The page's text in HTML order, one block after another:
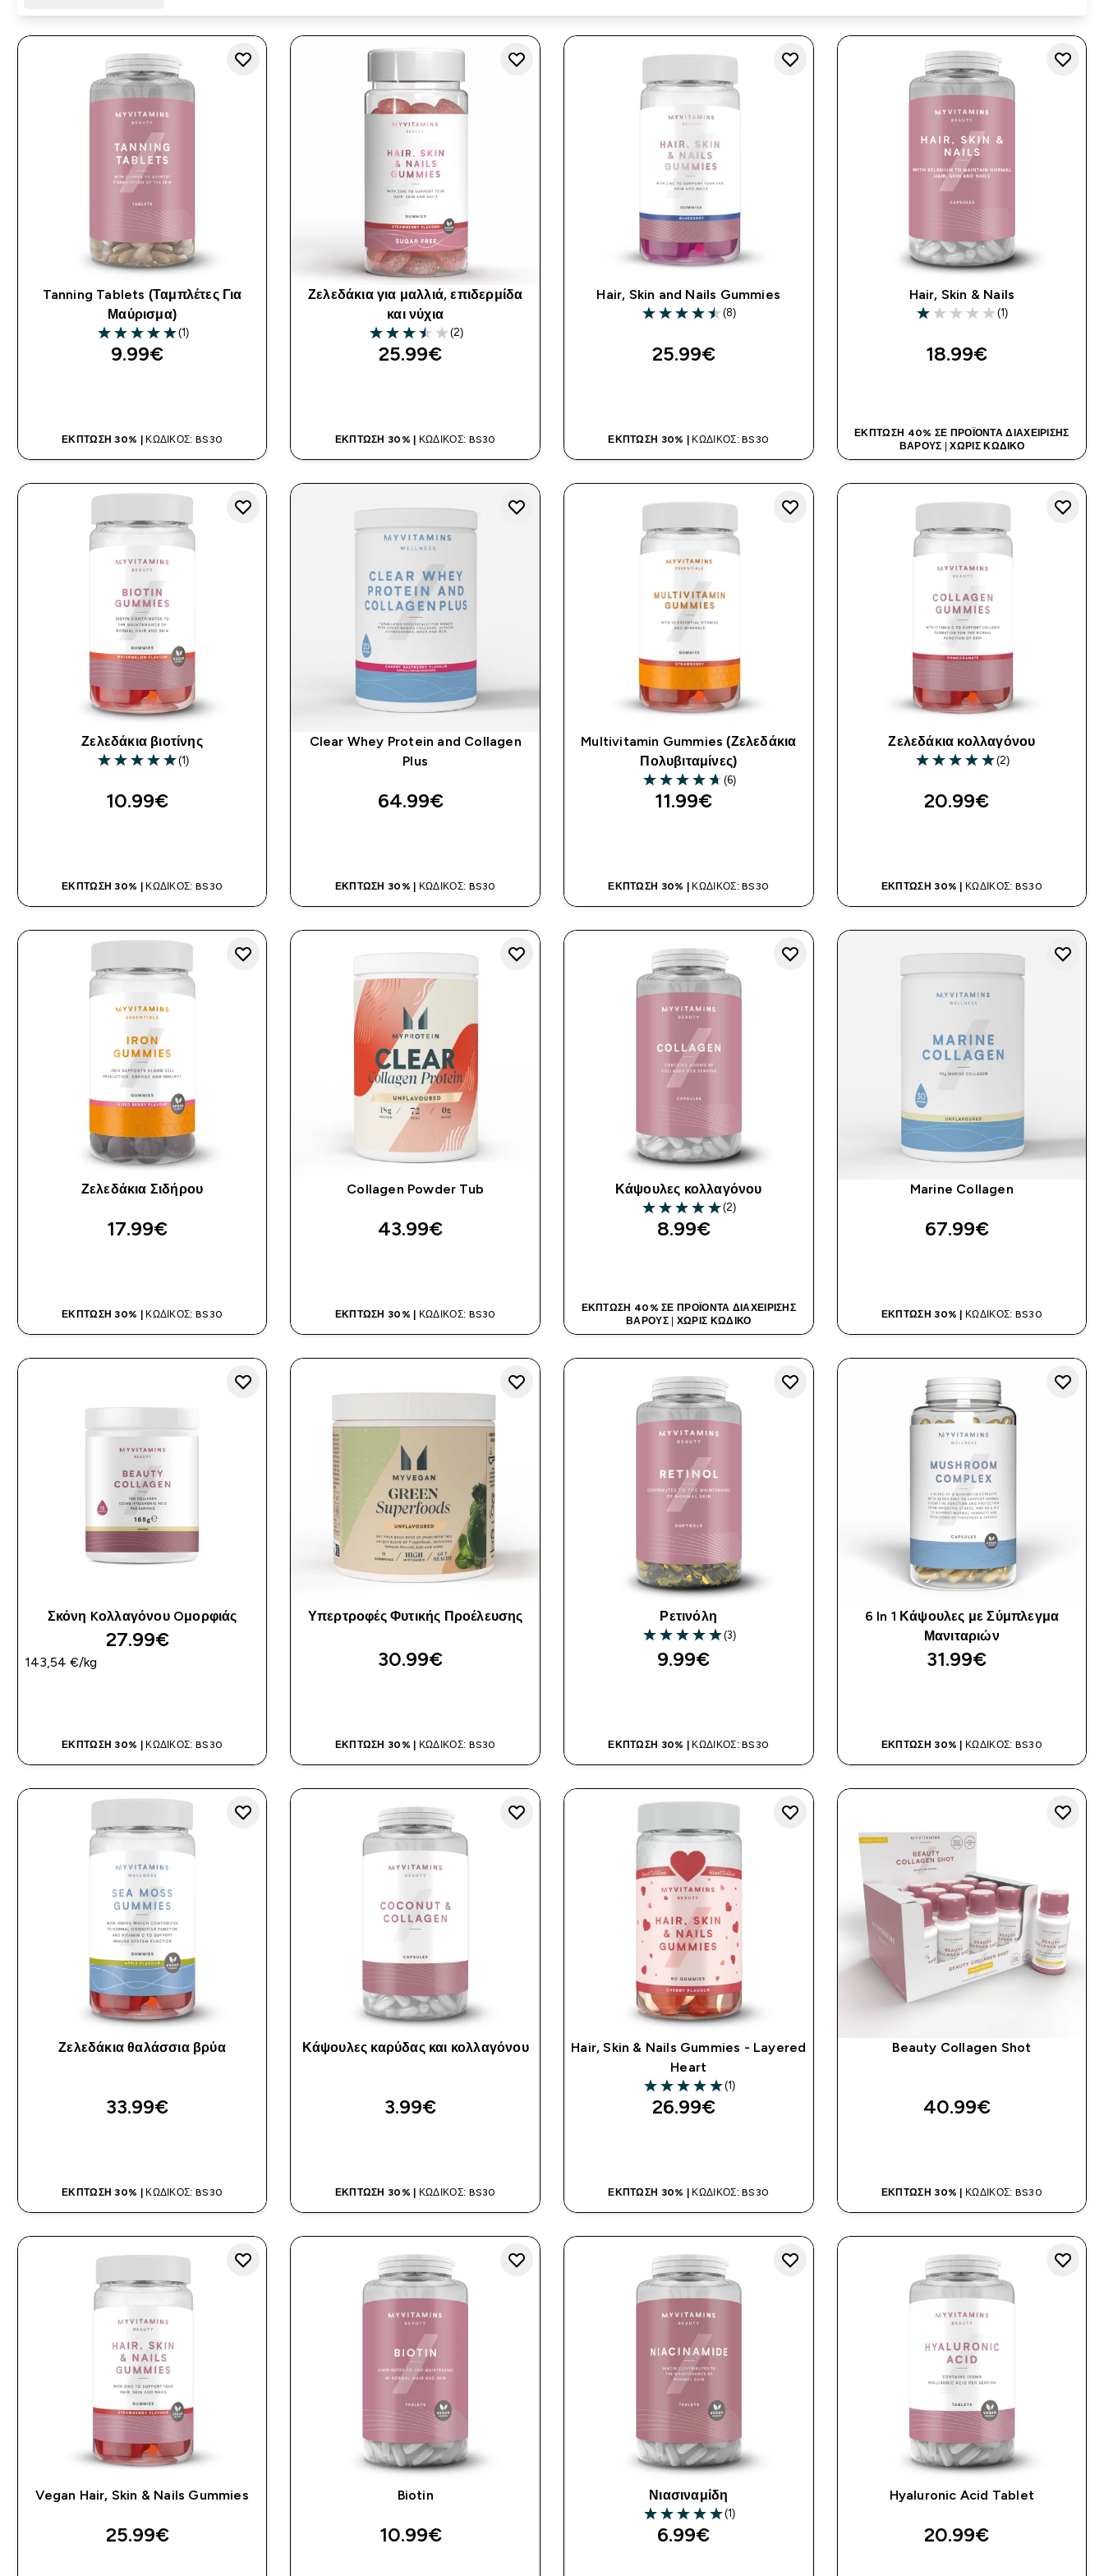
Tanning Tablets (Ταμπλέτες Για
Μαύρισμα)
5 out of 5 stars
(1)
9.99€‎
ΈΚΠΤΩΣΗ 30% | ΚΩΔΙΚΌΣ: BS30
Ζελεδάκια για μαλλιά, επιδερμίδα
και νύχια
3.5 out of 5 stars
(2)
25.99€‎
ΈΚΠΤΩΣΗ 30% | ΚΩΔΙΚΌΣ: BS30
Hair, Skin and Nails Gummies
4.5 out of 5 stars
(8)
25.99€‎
ΈΚΠΤΩΣΗ 30% | ΚΩΔΙΚΌΣ: BS30
Hair, Skin & Nails
1 out of 5 stars
(1)
18.99€‎
ΈΚΠΤΩΣΗ 40% ΣΕ ΠΡΟΪΌΝΤΑ ΔΙΑΧΕΊΡΙΣΗΣ
ΒΆΡΟΥΣ |ΧΩΡΊΣ ΚΩΔΙΚΌ
Ζελεδάκια βιοτίνης
5 out of 5 stars
(1)
10.99€‎
ΈΚΠΤΩΣΗ 30% | ΚΩΔΙΚΌΣ: BS30
Clear Whey Protein and Collagen
Plus
64.99€‎
ΈΚΠΤΩΣΗ 30% | ΚΩΔΙΚΌΣ: BS30
Multivitamin Gummies (Ζελεδάκια
Πολυβιταμίνες)
4.67 out of 5 stars
(6)
11.99€‎
ΈΚΠΤΩΣΗ 30% | ΚΩΔΙΚΌΣ: BS30
Ζελεδάκια κολλαγόνου
5 out of 5 stars
(2)
20.99€‎
ΈΚΠΤΩΣΗ 30% | ΚΩΔΙΚΌΣ: BS30
Ζελεδάκια Σιδήρου
17.99€‎
ΈΚΠΤΩΣΗ 30% | ΚΩΔΙΚΌΣ: BS30
Collagen Powder Tub
43.99€‎
ΈΚΠΤΩΣΗ 30% | ΚΩΔΙΚΌΣ: BS30
Κάψουλες κολλαγόνου
5 out of 5 stars
(2)
8.99€‎
ΈΚΠΤΩΣΗ 40% ΣΕ ΠΡΟΪΌΝΤΑ ΔΙΑΧΕΊΡΙΣΗΣ
ΒΆΡΟΥΣ| ΧΩΡΊΣ ΚΩΔΙΚΌ
Marine Collagen
67.99€‎
ΈΚΠΤΩΣΗ 30% | ΚΩΔΙΚΌΣ: BS30
Σκόνη Kολλαγόνου Oμορφιάς
27.99€‎
143,54 €‎/kg
ΈΚΠΤΩΣΗ 30% | ΚΩΔΙΚΌΣ: BS30
Υπερτροφές Φυτικής Προέλευσης
30.99€‎
ΈΚΠΤΩΣΗ 30% | ΚΩΔΙΚΌΣ: BS30
Ρετινόλη
5 out of 5 stars
(3)
9.99€‎
ΈΚΠΤΩΣΗ 30% | ΚΩΔΙΚΌΣ: BS30
6 In 1 Κάψουλες με Σύμπλεγμα
Μανιταριών
31.99€‎
ΈΚΠΤΩΣΗ 30% | ΚΩΔΙΚΌΣ: BS30
Ζελεδάκια θαλάσσια βρύα
33.99€‎
ΈΚΠΤΩΣΗ 30% | ΚΩΔΙΚΌΣ: BS30
Κάψουλες καρύδας και κολλαγόνου
3.99€‎
ΈΚΠΤΩΣΗ 30% | ΚΩΔΙΚΌΣ: BS30
Hair, Skin & Nails Gummies - Layered
Heart
5 out of 5 stars
(1)
26.99€‎
ΈΚΠΤΩΣΗ 30% | ΚΩΔΙΚΌΣ: BS30
Beauty Collagen Shot
40.99€‎
ΈΚΠΤΩΣΗ 30% | ΚΩΔΙΚΌΣ: BS30
Vegan Hair, Skin & Nails Gummies
25.99€‎
Biotin
10.99€‎
Νιασιναμίδη
5 out of 5 stars
(1)
6.99€‎
Hyaluronic Acid Tablet
20.99€‎